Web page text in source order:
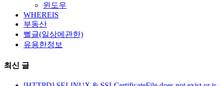
윈도우
WHEREIS
부동산
뻘글(일상에관한)
유용한정보
최신 글